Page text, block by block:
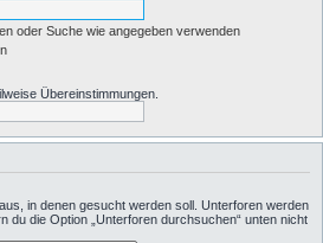
oder Suche wie angegeben verwenden
Übereinstimmungen.
in denen gesucht werden soll. Unterforen werden
du die Option „Unterforen durchsuchen“ unten nicht